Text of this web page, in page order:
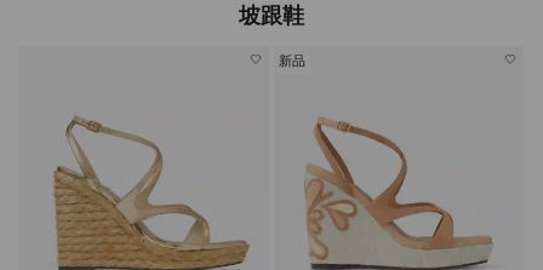
坡跟鞋
新品